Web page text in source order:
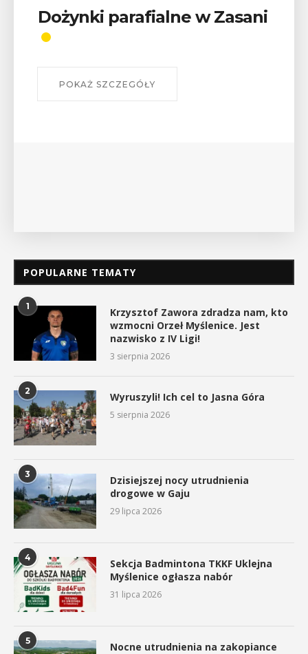
Wykład „Jak zdobyć
odznaki na myślenickich
W środę 12 sierpnia o godz. 17 w Miejskiej
POPULARNE TEMATY
1
Krzysztof Zawora zdradza nam, kto
wzmocni Orzeł Myślenice. Jest
nazwisko z IV Ligi!
3 sierpnia 2026
2 Wyruszyli! Ich cel to Jasna Góra
5 sierpnia 2026
3
Dzisiejszej nocy utrudnienia
drogowe w Gaju
29 lipca 2026
4
Sekcja Badmintona TKKF Uklejna
Myślenice ogłasza nabór
31 lipca 2026
5 Nocne utrudnienia na zakopiance